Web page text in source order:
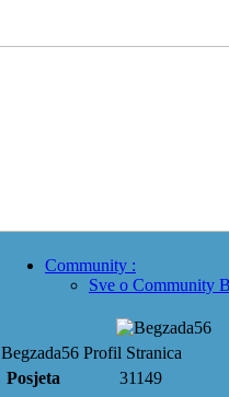
Community :
Sve o Community
Begzada56 Profil Stranica
Posjeta
31149